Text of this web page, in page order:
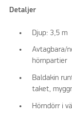
Detaljer
Djup: 3,5 m
Avtagbara/
hörnpartier
Baldakin
taket,
Hörndörr i